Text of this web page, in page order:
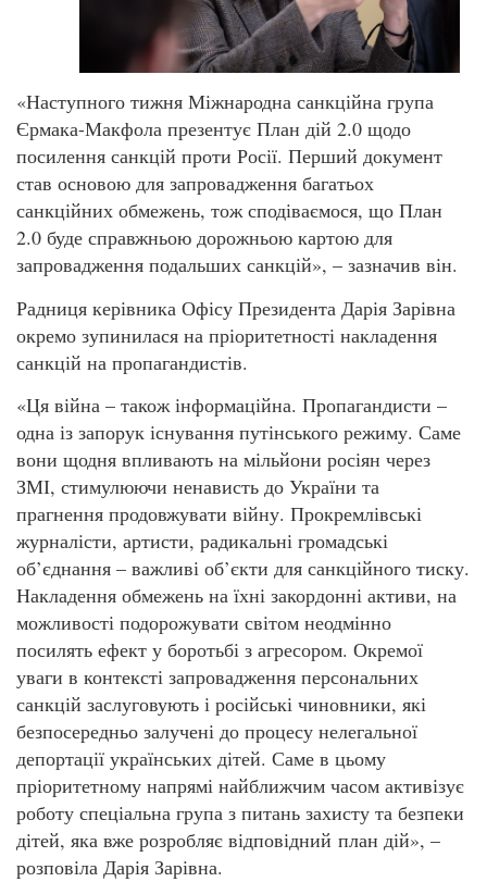
«Наступного тижня Міжнародна санкційна група
Єрмака-Макфола презентує План дій 2.0 щодо
посилення санкцій проти Росії. Перший документ
став основою для запровадження багатьох
санкційних обмежень, тож сподіваємося, що План
2.0 буде справжньою дорожньою картою для
запровадження подальших санкцій», – зазначив він.
Радниця керівника Офісу Президента Дарія Зарівна
окремо зупинилася на пріоритетності накладення
санкцій на пропагандистів.
«Ця війна – також інформаційна. Пропагандисти –
одна із запорук існування путінського режиму. Саме
вони щодня впливають на мільйони росіян через
ЗМІ, стимулюючи ненависть до України та
прагнення продовжувати війну. Прокремлівські
журналісти, артисти, радикальні громадські
об’єднання – важливі об’єкти для санкційного тиску.
Накладення обмежень на їхні закордонні активи, на
можливості подорожувати світом неодмінно
посилять ефект у боротьбі з агресором. Окремої
уваги в контексті запровадження персональних
санкцій заслуговують і російські чиновники, які
безпосередньо залучені до процесу нелегальної
депортації українських дітей. Саме в цьому
пріоритетному напрямі найближчим часом активізує
роботу спеціальна група з питань захисту та безпеки
дітей, яка вже розробляє відповідний план дій», –
розповіла Дарія Зарівна.